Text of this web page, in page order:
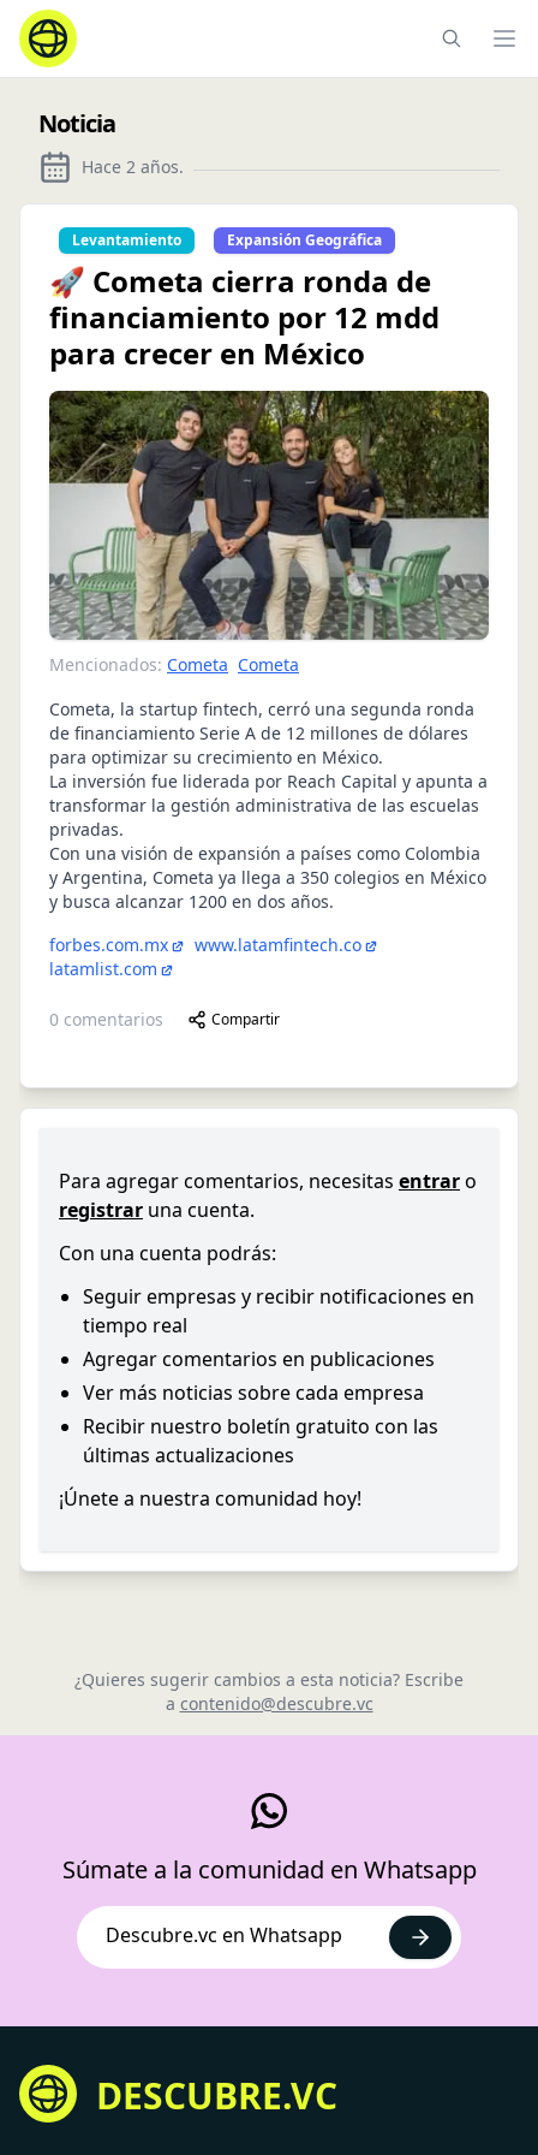
Noticia
Hace 2 años.
Levantamiento Expansión Geográfica
🚀 Cometa cierra ronda de
financiamiento por 12 mdd
para crecer en México
Mencionados: Cometa Cometa
Cometa, la startup fintech, cerró una segunda ronda
de financiamiento Serie A de 12 millones de dólares
para optimizar su crecimiento en México.
La inversión fue liderada por Reach Capital y apunta a
transformar la gestión administrativa de las escuelas
privadas.
Con una visión de expansión a países como Colombia
y Argentina, Cometa ya llega a 350 colegios en México
y busca alcanzar 1200 en dos años.
forbes.com.mx
www.latamfintech.co
latamlist.com
0 comentarios Compartir
Para agregar comentarios, necesitas entraro
registrar una cuenta.
Con una cuenta podrás:
Seguir empresas y recibir notificaciones en
tiempo real
Agregar comentarios en publicaciones
Ver más noticias sobre cada empresa
Recibir nuestro boletín gratuito con las
últimas actualizaciones
¡Únete a nuestra comunidad hoy!
¿Quieres sugerir cambios a esta noticia? Escribe
a contenido@descubre.vc
Súmate a la comunidad en Whatsapp
Descubre.vc en Whatsapp
DESCUBRE.VC